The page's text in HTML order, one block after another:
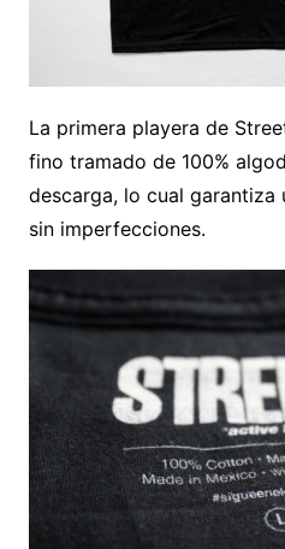
La primera playera de
fino tramado de 100%
descarga, lo cual garantiza
sin imperfecciones.